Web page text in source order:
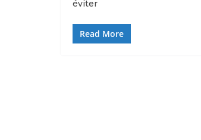
éviter
Read More